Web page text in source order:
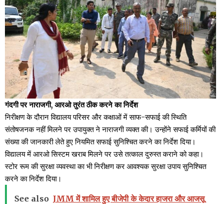
गंदगी पर नाराजगी, आरओ तुरंत ठीक करने का निर्देश
निरीक्षण के दौरान विद्यालय परिसर और कक्षाओं में साफ-सफाई की स्थिति
संतोषजनक नहीं मिलने पर उपायुक्त ने नाराजगी व्यक्त की। उन्होंने सफाई कर्मियों की
संख्या की जानकारी लेते हुए नियमित सफाई सुनिश्चित करने का निर्देश दिया।
विद्यालय में आरओ सिस्टम खराब मिलने पर उसे तत्काल दुरुस्त कराने को कहा।
स्टोर रूम की सुरक्षा व्यवस्था का भी निरीक्षण कर आवश्यक सुरक्षा उपाय सुनिश्चित
करने का निर्देश दिया।
See also JMM में शामिल हुए बीजेपी के केदार हाजरा और आजसू